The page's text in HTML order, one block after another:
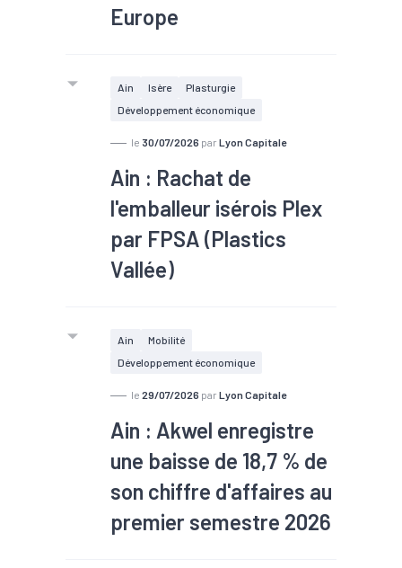
Europe
Ain Isère
Plasturgie
Développement économique
le 30/07/2026 par Lyon Capitale
Ain : Rachat de
l'emballeur isérois Plex
par FPSA (Plastics
Vallée)
Ain
Mobilité
Développement économique
le 29/07/2026 par Lyon Capitale
Ain : Akwel enregistre
une baisse de 18,7 % de
son chiffre d'affaires au
premier semestre 2026